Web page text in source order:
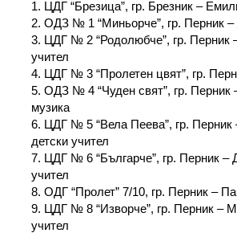
1. ЦДГ “Брезица”, гр. Брезник –
2. ОДЗ № 1 “Миньорче”, гр. Перник –
3. ЦДГ № 2 “Родолюбче”, гр. Перник
учител
4. ЦДГ № 3 “Пролетен цвят”, гр.
5. ОДЗ № 4 “Чуден свят”, гр. Перник
музика
6. ЦДГ № 5 “Вела Пеева”, гр.
детски учител
7. ЦДГ № 6 “Българче”, гр. Перник –
учител
8. ОДГ “Пролет” 7/10, гр. Перник –
9. ЦДГ № 8 “Изворче”, гр. Перник –
учител